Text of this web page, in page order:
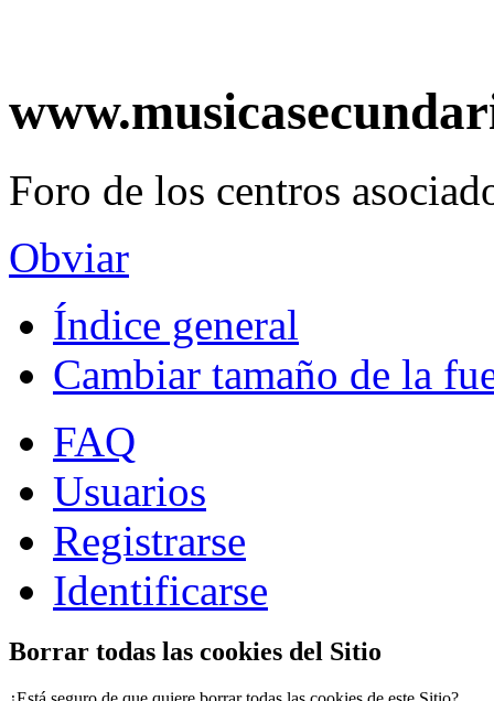
Foro de los centros
Obviar
Índice general
Cambiar tamaño de la
FAQ
Usuarios
Registrarse
Identificarse
Borrar todas las cookies del Sitio